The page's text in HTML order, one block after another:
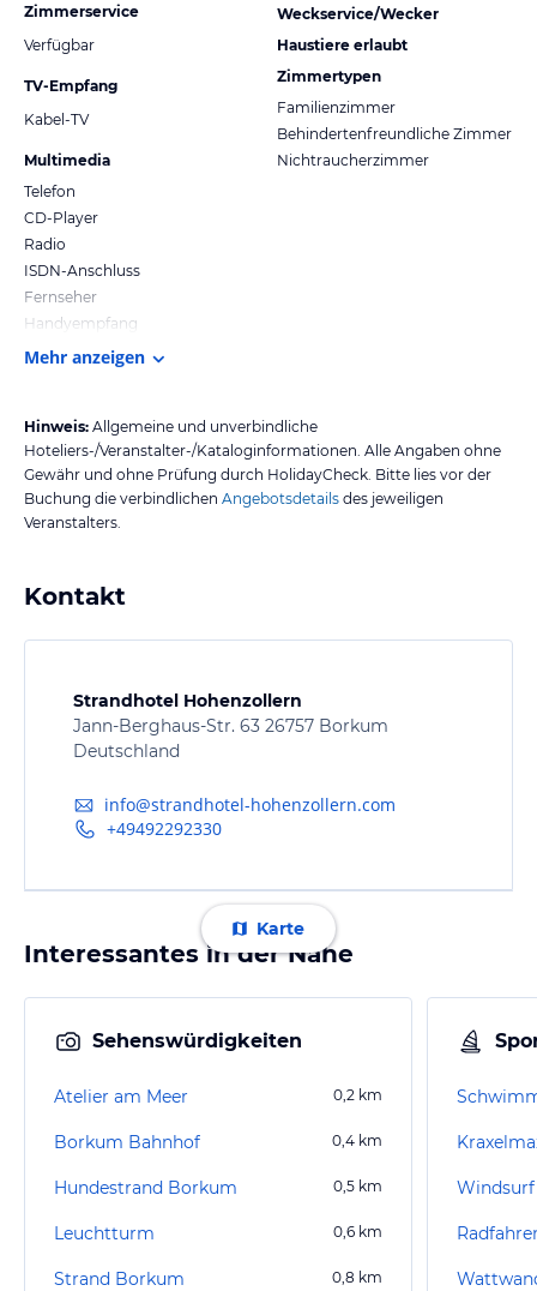
Zimmerservice
Verfügbar
TV-Empfang
Kabel-TV
Multimedia
Telefon
CD-Player
Radio
ISDN-Anschluss
Fernseher
Handyempfang
Weckservice/Wecker
Haustiere erlaubt
Zimmertypen
Familienzimmer
Behindertenfreundliche Zimmer
Nichtraucherzimmer
Mehr anzeigen
Hinweis: Allgemeine und unverbindliche
Hoteliers-/Veranstalter-/Kataloginformationen. Alle Angaben ohne
Gewähr und ohne Prüfung durch HolidayCheck. Bitte lies vor der
Buchung die verbindlichen Angebotsdetails des jeweiligen
Veranstalters.
Kontakt
Strandhotel Hohenzollern
Jann-Berghaus-Str. 63 26757 Borkum
Deutschland
info@strandhotel-hohenzollern.com
+49492292330
Karte
Interessantes in der Nähe
Sehenswürdigkeiten
Atelier am Meer 0,2 km
Borkum Bahnhof 0,4 km
Hundestrand Borkum 0,5 km
Leuchtturm 0,6 km
Strand Borkum 0,8 km